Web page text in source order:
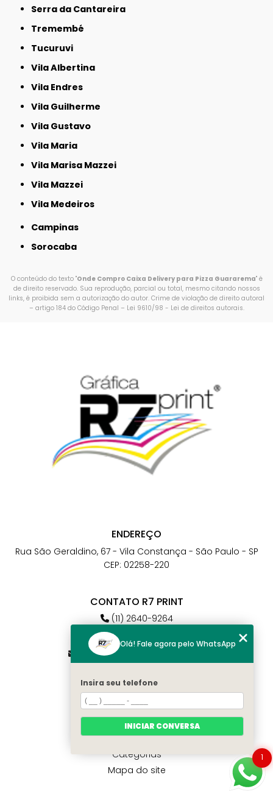
Serra da Cantareira
Tremembé
Tucuruvi
Vila Albertina
Vila Endres
Vila Guilherme
Vila Gustavo
Vila Maria
Vila Marisa Mazzei
Vila Mazzei
Vila Medeiros
Campinas
Sorocaba
O conteúdo do texto "Onde Compro Caixa Delivery para Pizza Guararema" é
de direito reservado. Sua reprodução, parcial ou total, mesmo citando nossos
links, é proibida sem a autorização do autor. Crime de violação de direito autoral
– artigo 184 do Código Penal – Lei 9610/98 - Lei de direitos autorais.
ENDEREÇO
Rua São Geraldino, 67 - Vila Constança - São Paulo - SP
CEP: 02258-220
CONTATO R7 PRINT
(11) 2640-9264
(11) 98784-6664
atendimento@r7print.com.br
MENU
Home
Quem somos
Contato
Categorias
Mapa do site
1
Olá! Fale agora pelo WhatsApp
Insira seu telefone
INICIAR CONVERSA